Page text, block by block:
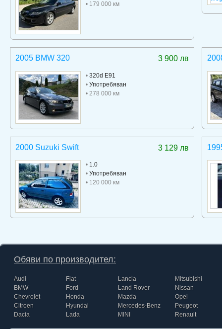
• 179 000 км
3 900 лв
2005 BMW 320
• 320d E91
• Употребяван
• 278 000 км
3 129 лв
2000 Suzuki Swift
• 1.0
• Употребяван
• 120 000 км
Обяви по производител:
Audi
BMW
Chevrolet
Citroen
Dacia
Fiat
Ford
Honda
Hyundai
Lada
Lancia
Land Rover
Mazda
Mercedes-Benz
MINI
Mitsubishi
Nissan
Opel
Peugeot
Renault